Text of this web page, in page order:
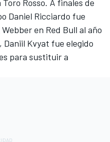
Rosso. A finales de
Daniel Ricciardo fue
en Red Bull al año
Daniil Kvyat fue elegido
para sustituir a